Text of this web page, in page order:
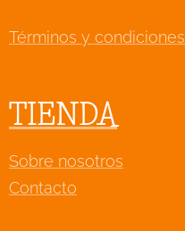
Términos y condiciones
TIENDA
Sobre nosotros
Contacto